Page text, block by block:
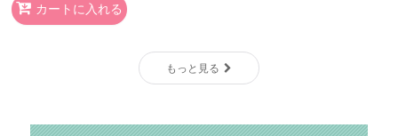
カートに入れる
もっと見る